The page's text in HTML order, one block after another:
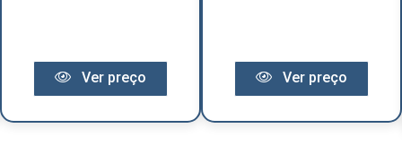
Ver preço Ver preço